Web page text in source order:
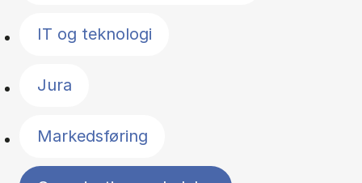
IT og teknologi
Jura
Markedsføring